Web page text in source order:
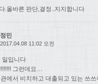
.올바른 판단,결정..지지합니다
정민
2017.04.08 11:02 오전
일입니다
그런데요…
에서 비치하고 대출되고 있는 쓰